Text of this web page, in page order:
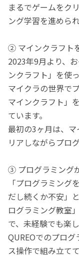
まるでゲームをク
ング学習を進められ
② マインクラフト
2023年9月より、
ンクラフト」を使
マイクラの世界で
マインクラフト」
ています。
最初の3ヶ月は、
リアしながらプロ
③ プログラミング
「プログラミング
だし続くか不安」
ログラミング教室
で、未経験でも楽
QUREOでのプロ
ス操作で組み立て